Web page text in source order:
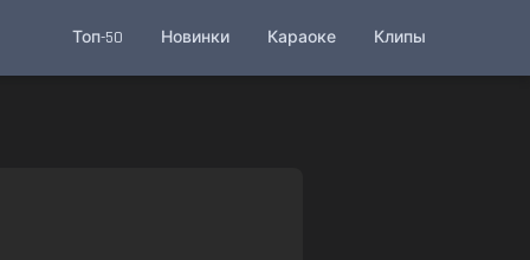
Топ-50 Новинки Караоке Клипы